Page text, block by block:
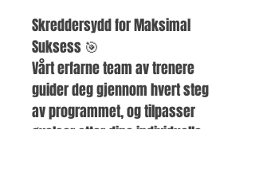
Skreddersydd for Maksimal
Suksess 🎯
Vårt erfarne team av trenere
guider deg gjennom hvert steg
av programmet, og tilpasser
øvelser etter dine individuelle